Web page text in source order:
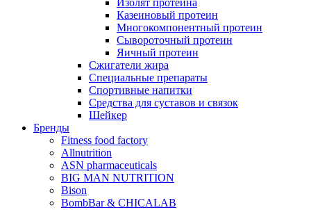
Изолят протеина
Казеиновый протеин
Многокомпонентный протеин
Сывороточный протеин
Яичный протеин
Сжигатели жира
Специальные препараты
Спортивные напитки
Средства для суставов и связок
Шейкер
Бренды
Fitness food factory
Allnutrition
ASN pharmaceuticals
BIG MAN NUTRITION
Bison
BombBar & CHICALAB